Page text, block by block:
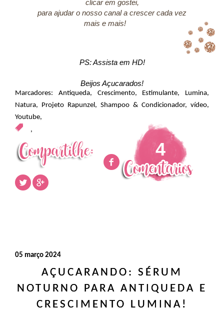
clicar em gostei,
para ajudar o nosso canal a crescer cada vez
mais e mais!
PS: Assista em HD!
Beijos Açucarados!
Marcadores: Antiqueda, Crescimento, Estimulante, Lumina,
Natura, Projeto Rapunzel , Shampoo & Condicionador, vídeo,
Youtube,
,
4
05 março 2024
AÇUCARANDO: SÉRUM
NOTURNO PARA ANTIQUEDA E
CRESCIMENTO LUMINA!